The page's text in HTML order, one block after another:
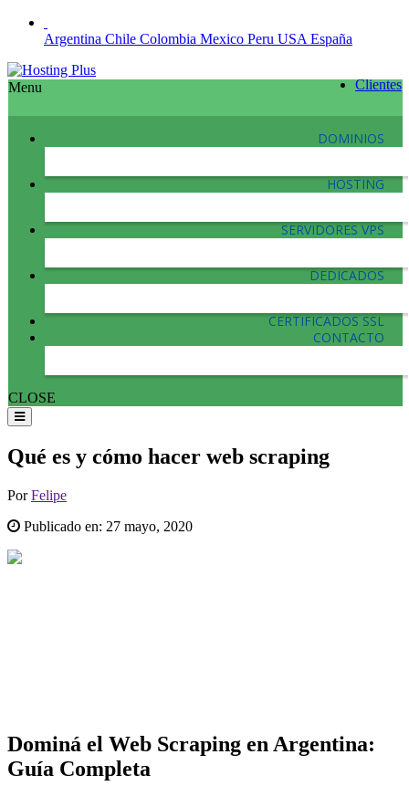
Argentina Chile Colombia Mexico Peru USA España
Clientes
Menu
DOMINIOS
HOSTING
SERVIDORES VPS
DEDICADOS
CERTIFICADOS SSL
CONTACTO
CLOSE
Qué es y cómo hacer web scraping
PorFelipe
Publicado en: 27 mayo, 2020
Dominá el Web Scraping en Argentina:
Guía Completa